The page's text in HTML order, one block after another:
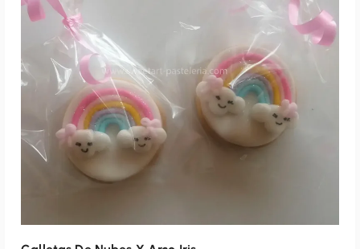
Agenda Por WhatsApp